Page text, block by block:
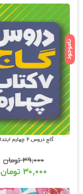
ناموجود
گاج دروس 4 چهارم ابتدایی
۳۹,۰۰۰تومان
۳۰,۰۰۰ تومان